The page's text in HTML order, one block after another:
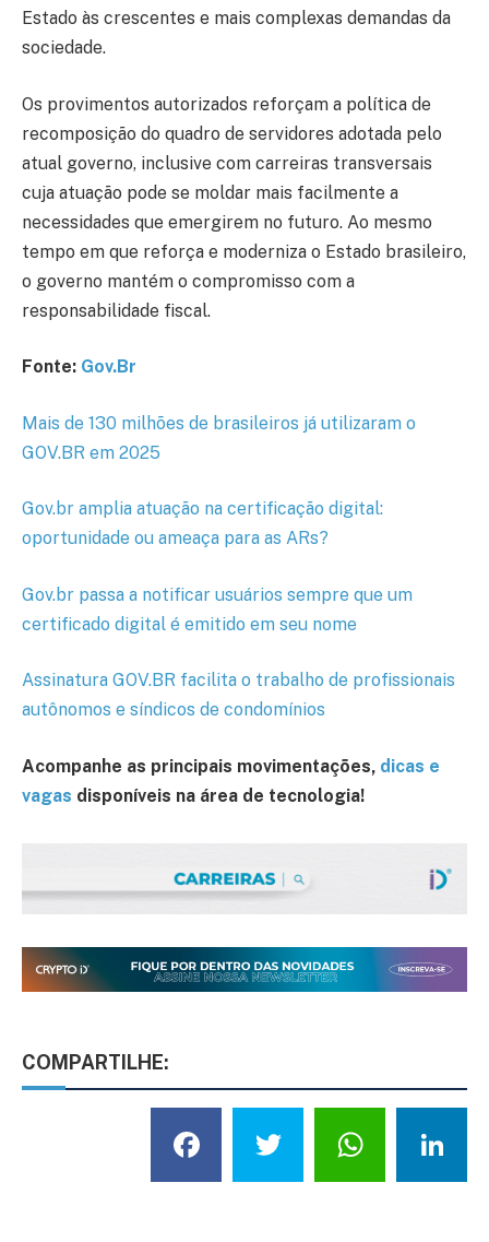
Estado às crescentes e mais complexas demandas da
sociedade.
Os provimentos autorizados reforçam a política de
recomposição do quadro de servidores adotada pelo
atual governo, inclusive com carreiras transversais
cuja atuação pode se moldar mais facilmente a
necessidades que emergirem no futuro. Ao mesmo
tempo em que reforça e moderniza o Estado brasileiro,
o governo mantém o compromisso com a
responsabilidade fiscal.
Fonte: Gov.Br
Mais de 130 milhões de brasileiros já utilizaram o
GOV.BR em 2025
Gov.br amplia atuação na certificação digital:
oportunidade ou ameaça para as ARs?
Gov.br passa a notificar usuários sempre que um
certificado digital é emitido em seu nome
Assinatura GOV.BR facilita o trabalho de profissionais
autônomos e síndicos de condomínios
Acompanhe as principais movimentações, dicas e
vagas disponíveis na área de tecnologia!
COMPARTILHE:
Facebook
Twitter